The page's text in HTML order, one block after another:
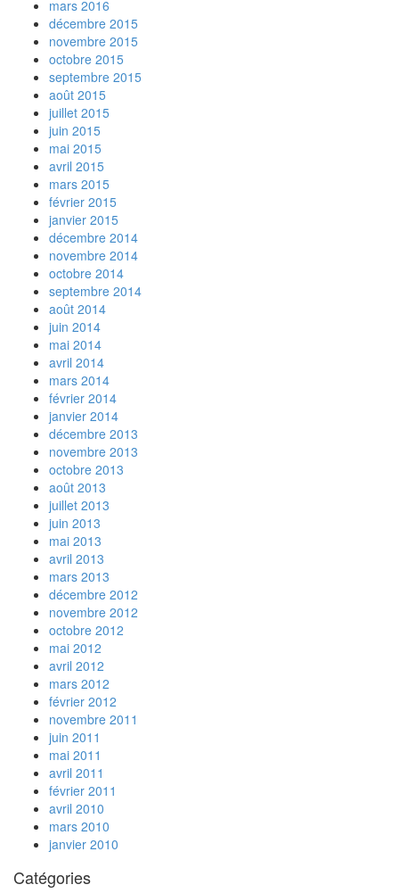
mars 2016
décembre 2015
novembre 2015
octobre 2015
septembre 2015
août 2015
juillet 2015
juin 2015
mai 2015
avril 2015
mars 2015
février 2015
janvier 2015
décembre 2014
novembre 2014
octobre 2014
septembre 2014
août 2014
juin 2014
mai 2014
avril 2014
mars 2014
février 2014
janvier 2014
décembre 2013
novembre 2013
octobre 2013
août 2013
juillet 2013
juin 2013
mai 2013
avril 2013
mars 2013
décembre 2012
novembre 2012
octobre 2012
mai 2012
avril 2012
mars 2012
février 2012
novembre 2011
juin 2011
mai 2011
avril 2011
février 2011
avril 2010
mars 2010
janvier 2010
Catégories